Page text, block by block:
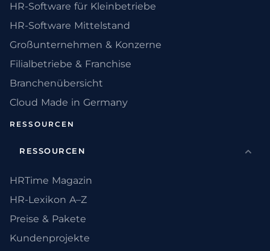
HR-Software für Kleinbetriebe
HR-Software Mittelstand
Großunternehmen & Konzerne
Filialbetriebe & Franchise
Branchenübersicht
Cloud Made in Germany
RESSOURCEN
RESSOURCEN
HRTime Magazin
HR-Lexikon A–Z
Preise & Pakete
Kundenprojekte